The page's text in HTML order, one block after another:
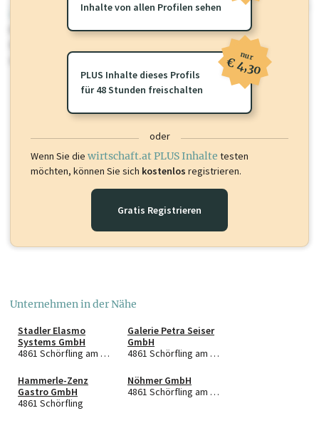
wirtschaft.at PLUS
Für dieses Profil gibt es zusätzlichewirtschaft.at PLUS Inhalte
Sie momentan nicht einsehen können. Schalten Sie dieses Profil frei
oder loggen Sie sich ein um diese Inhalte zu sehen.
Inhalte von allen Profilen sehen
PLUS Inhalte dieses Profils
für 48 Stunden freischalten
nur
€ 4,30
oder
Wenn Sie die wirtschaft.at PLUS Inhalte testen
möchten, können Sie sich kostenlos registrieren.
Gratis Registrieren
Unternehmen in der Nähe
Stadler Elasmo
Systems GmbH
4861 Schörfling am Attersee
Galerie Petra Seiser
GmbH
4861 Schörfling am Attersee
Hammerle-Zenz
Gastro GmbH
4861 Schörfling
Nöhmer GmbH
4861 Schörfling am Attersee